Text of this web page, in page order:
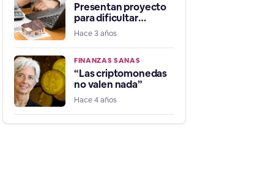
Presentan proyecto
para dificultar
embargo de casas a
quienes tengan
morosidad
Hace 3 años
FINANZAS SANAS
“Las criptomonedas
no valen nada”
Hace 4 años